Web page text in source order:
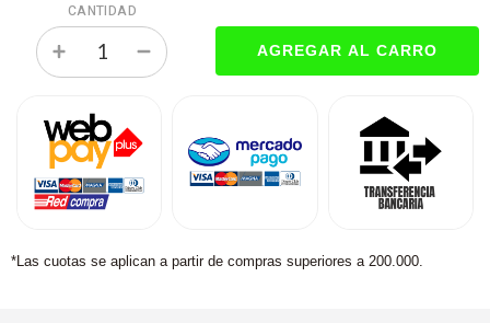
CANTIDAD
*Las cuotas se aplican a partir de compras superiores a 200.000.